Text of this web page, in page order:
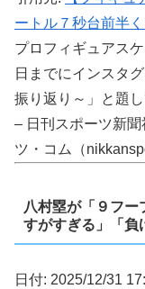
ートル７秒台前半
プロフィギュアス
日までにインスタ
振り返り～」と題
– 日刊スポーツ新
ツ・コム（
八村塁が「９フ
すがすぎる」「負
日付: 2025/12/31